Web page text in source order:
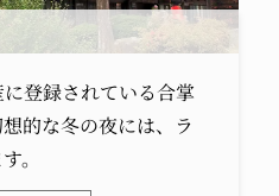
登録されている合掌
的な冬の夜には、ラ
。